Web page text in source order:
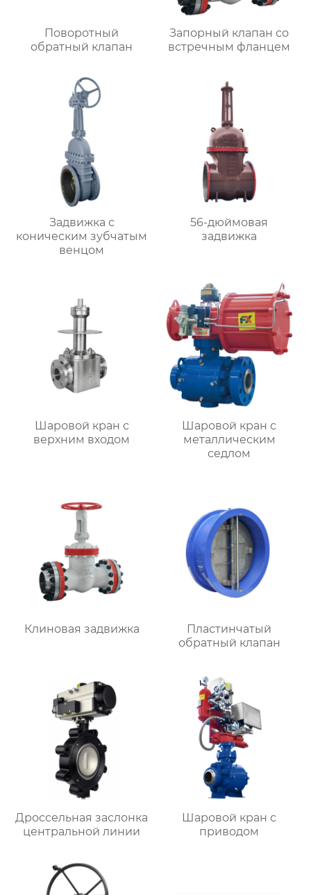
Поворотный
обратный клапан
Запорный клапан со
встречным фланцем
Задвижка с
коническим зубчатым
венцом
56-дюймовая
задвижка
Шаровой кран с
верхним входом
Шаровой кран с
металлическим
седлом
Клиновая задвижка
Пластинчатый
обратный клапан
Дроссельная заслонка
центральной линии
Шаровой кран с
приводом